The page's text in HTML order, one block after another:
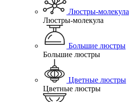
Люстры-молекула
Люстры-молекула
Большие люстры
Большие люстры
Цветные люстры
Цветные люстры